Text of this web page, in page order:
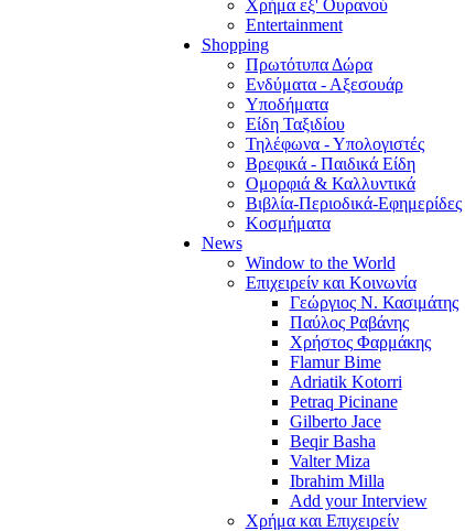
Χρήμα εξ' Ουρανού
Entertainment
Shopping
Πρωτότυπα Δώρα
Ενδύματα - Αξεσουάρ
Υποδήματα
Είδη Ταξιδίου
Τηλέφωνα - Υπολογιστές
Βρεφικά - Παιδικά Είδη
Ομορφιά & Καλλυντικά
Βιβλία-Περιοδικά-Εφημερίδες
Κοσμήματα
News
Window to the World
Επιχειρείν και Κοινωνία
Γεώργιος Ν. Κασιμάτης
Παύλος Ραβάνης
Χρήστος Φαρμάκης
Flamur Bime
Adriatik Kotorri
Petraq Picinane
Gilberto Jace
Beqir Basha
Valter Miza
Ibrahim Milla
Add your Interview
Χρήμα και Επιχειρείν